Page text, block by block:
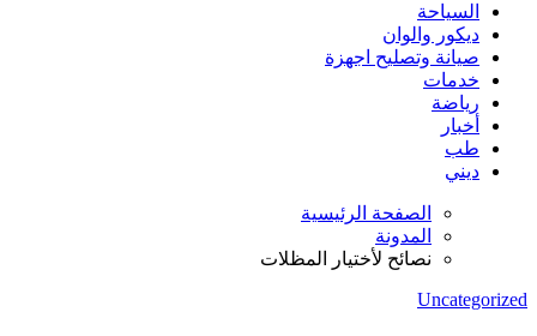
السياحة
ديكور والوان
صيانة وتصليح اجهزة
خدمات
رياضة
أخبار
طب
ديني
الصفحة الرئيسية
المدونة
نصائح لأختيار المظلات
Uncategorized